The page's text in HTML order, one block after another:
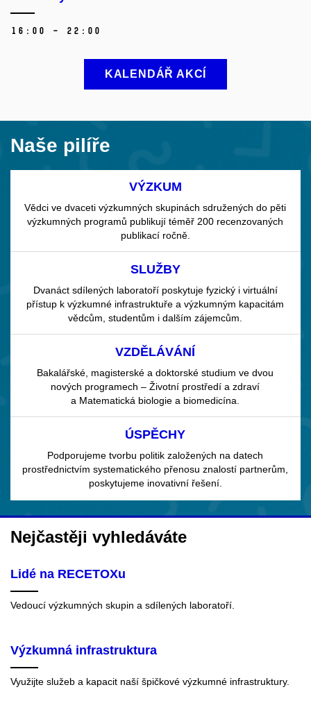
16:00 – 22:00
KALENDÁŘ AKCÍ
Naše pilíře
VÝZKUM
Vědci ve dvaceti výzkumných skupinách sdružených do pěti
výzkumných programů publikují téměř 200 recenzovaných
publikací ročně.
SLUŽBY
Dvanáct sdílených laboratoří poskytuje fyzický i virtuální
přístup k výzkumné infrastruktuře a výzkumným kapacitám
vědcům, studentům i dalším zájemcům.
VZDĚLÁVÁNÍ
Bakalářské, magisterské a doktorské studium ve dvou
nových programech – Životní prostředí a zdraví
a Matematická biologie a biomedicína.
ÚSPĚCHY
Podporujeme tvorbu politik založených na datech
prostřednictvím systematického přenosu znalostí partnerům,
poskytujeme inovativní řešení.
Nejčastěji vyhledáváte
Lidé na RECETOXu
Vedoucí výzkumných skupin a sdílených laboratoří.
Výzkumná infrastruktura
Využijte služeb a kapacit naší špičkové výzkumné infrastruktury.